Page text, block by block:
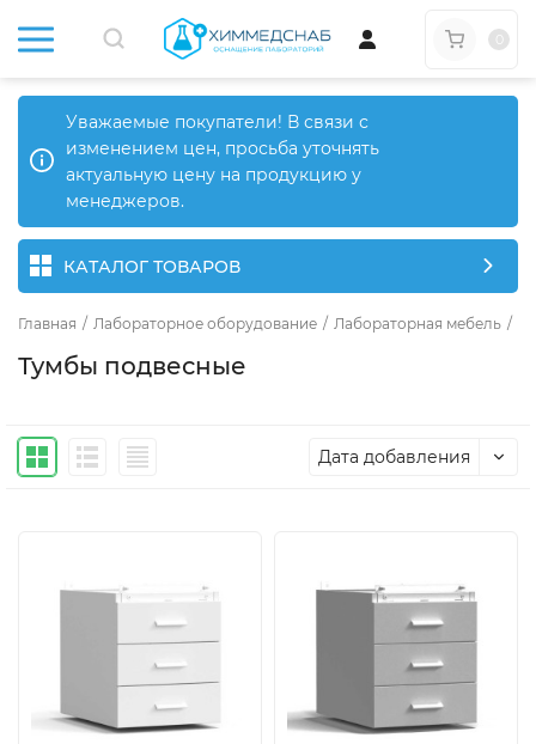
Уважаемые покупатели! В связи с
изменением цен, просьба уточнять
актуальную цену на продукцию у
менеджеров.
КАТАЛОГ ТОВАРОВ
Главная / Лабораторное оборудование / Лабораторная мебель /
Тумбы подвесные
Дата добавления